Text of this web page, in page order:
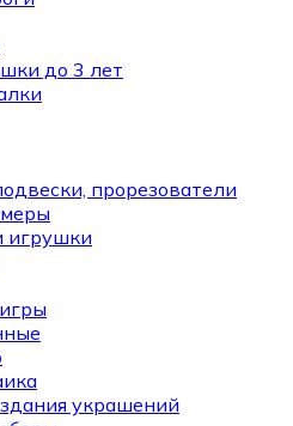
до 3 лет
прорезователи
игрушки
украшений